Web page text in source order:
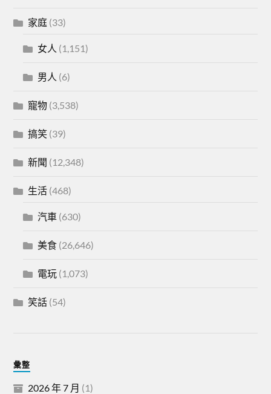
家庭 (33)
女人 (1,151)
男人 (6)
寵物 (3,538)
搞笑 (39)
新聞 (12,348)
生活 (468)
汽車 (630)
美食 (26,646)
電玩 (1,073)
笑話 (54)
彙整
2026 年 7 月 (1)